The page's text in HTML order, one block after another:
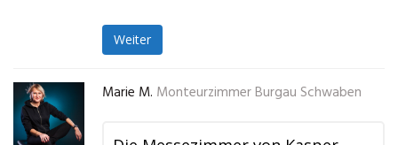
Weiter
Marie M. Monteurzimmer Burgau Schwaben